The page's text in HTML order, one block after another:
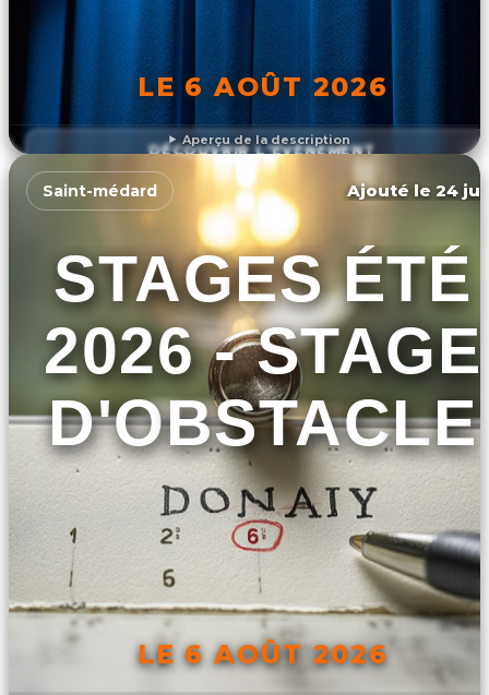
Aperçu de la description
LE 6 AOÛT 2026
DÉCOUVRIR L'ÉVÉNEMENT
Saint-médard Ajouté le 24
STAGES ÉTÉ
2026 - STAGE
D'OBSTACLE
LE 6 AOÛT 2026